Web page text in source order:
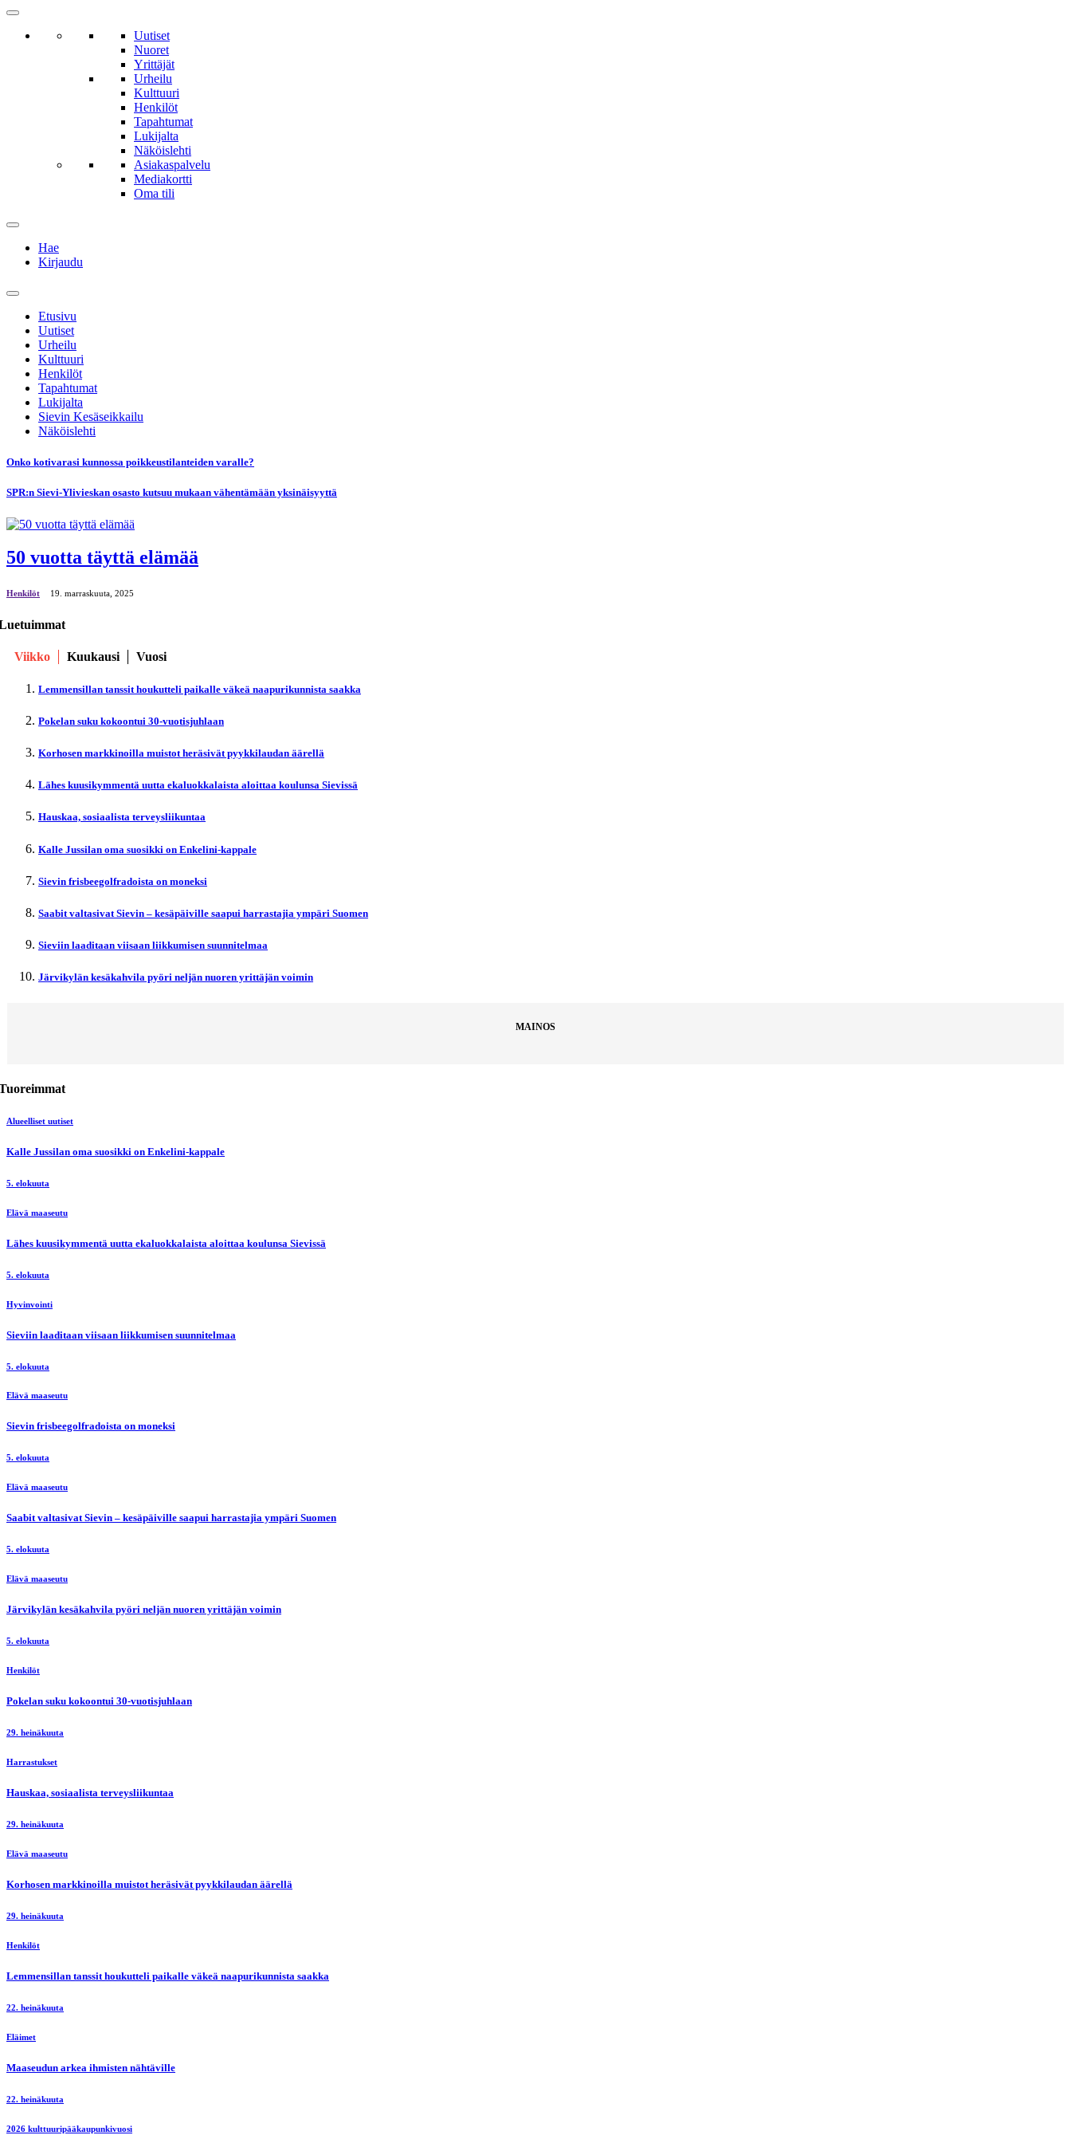
Uutiset
Nuoret
Yrittäjät
Urheilu
Kulttuuri
Henkilöt
Tapahtumat
Lukijalta
Näköislehti
Asiakaspalvelu
Mediakortti
Oma tili
Hae
Kirjaudu
Etusivu
Uutiset
Urheilu
Kulttuuri
Henkilöt
Tapahtumat
Lukijalta
Sievin Kesäseikkailu
Näköislehti
Onko kotivarasi kunnossa poikkeustilanteiden varalle?
SPR:n Sievi-Ylivieskan osasto kutsuu mukaan vähentämään yksinäisyyttä
50 vuotta täyttä elämää
Henkilöt 19. marraskuuta, 2025
Viikko Kuukausi Vuosi
Lemmensillan tanssit houkutteli paikalle väkeä naapurikunnista saakka
Pokelan suku kokoontui 30-vuotisjuhlaan
Korhosen markkinoilla muistot heräsivät pyykkilaudan äärellä
Lähes kuusikymmentä uutta ekaluokkalaista aloittaa koulunsa Sievissä
Hauskaa, sosiaalista terveysliikuntaa
Kalle Jussilan oma suosikki on Enkelini-kappale
Sievin frisbeegolfradoista on moneksi
Saabit valtasivat Sievin – kesäpäiville saapui harrastajia ympäri Suomen
Sieviin laaditaan viisaan liikkumisen suunnitelmaa
Järvikylän kesäkahvila pyöri neljän nuoren yrittäjän voimin
MAINOS